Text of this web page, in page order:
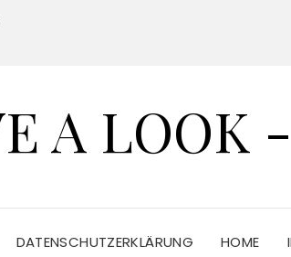
A LOOK
DATENSCHUTZERKLÄRUNG HOME